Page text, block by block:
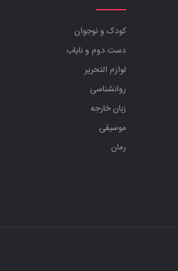
کودک و نوجوان
دست دوم و نایاب
لوازم التحریر
روانشناسی
زبان خارجه
موسیقی
رمان